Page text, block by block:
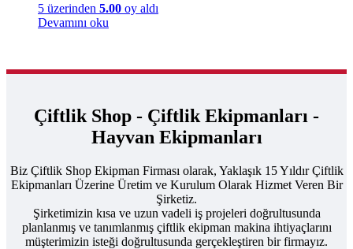
5 üzerinden 5.00 oy aldı
Devamını oku
Çiftlik Shop - Çiftlik Ekipmanları -
Hayvan Ekipmanları
Biz Çiftlik Shop Ekipman Firması olarak, Yaklaşık 15 Yıldır Çiftlik
Ekipmanları Üzerine Üretim ve Kurulum Olarak Hizmet Veren Bir
Şirketiz.
Şirketimizin kısa ve uzun vadeli iş projeleri doğrultusunda
planlanmış ve tanımlanmış çiftlik ekipman makina ihtiyaçlarını
müşterimizin isteği doğrultusunda gerçekleştiren bir firmayız.